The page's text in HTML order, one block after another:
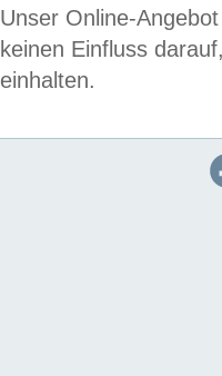
Unser Online-
keinen Einfluss
einhalten.